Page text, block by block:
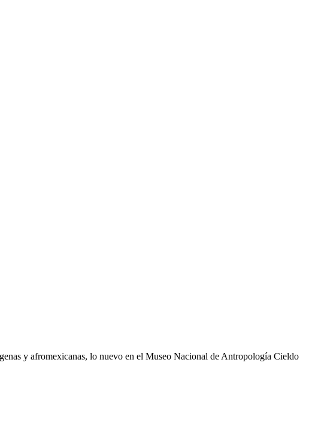
y afromexicanas, lo nuevo en el Museo Nacional de Antropología Cieldo